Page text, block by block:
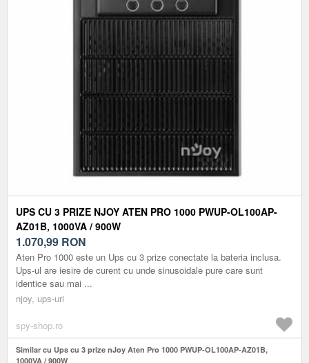
UPS CU 3 PRIZE NJOY ATEN PRO 1000 PWUP-OL100AP-
AZ01B, 1000VA / 900W
1.070,99 RON
Aten Pro 1000 este un Ups cu 3 prize conectate la bateria inclusa.
Ups-ul are iesire de curent cu unde sinusoidale pure care sunt
identice sau mai ...
njoy, ups-uri
spy-shop.ro
Similar cu Ups cu 3 prize nJoy Aten Pro 1000 PWUP-OL100AP-AZ01B,
1000VA / 900W